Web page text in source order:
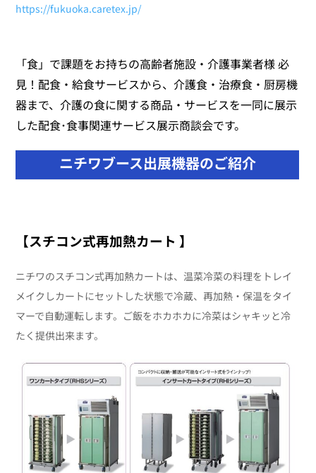
https://fukuoka.caretex.jp/
「食」で課題をお持ちの高齢者施設・介護事業者様 必
見！配食・給食サービスから、介護食・治療食・厨房機
器まで、介護の食に関する商品・サービスを一同に展示
した配食･食事関連サービス展示商談会です。
ニチワブース出展機器のご紹介
【スチコン式再加熱カート 】
ニチワのスチコン式再加熱カートは、温菜冷菜の料理をトレイ
メイクしカートにセットした状態で冷蔵、再加熱・保温をタイ
マーで自動運転します。ご飯をホカホカに冷菜はシャキッと冷
たく提供出来ます。